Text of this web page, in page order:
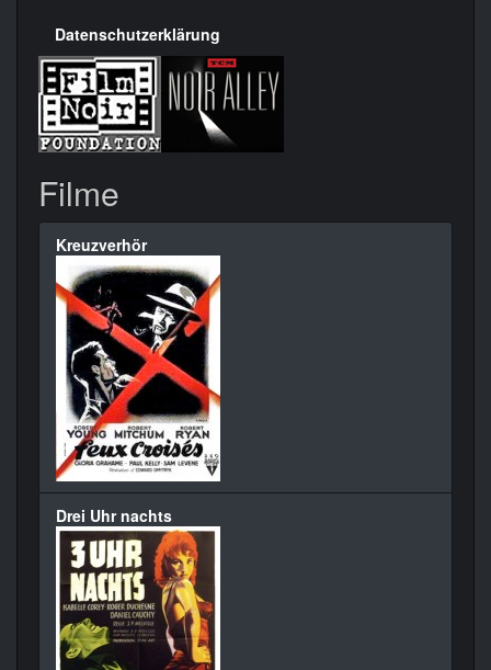
Datenschutzerklärung
Filme
Kreuzverhör
Drei Uhr nachts